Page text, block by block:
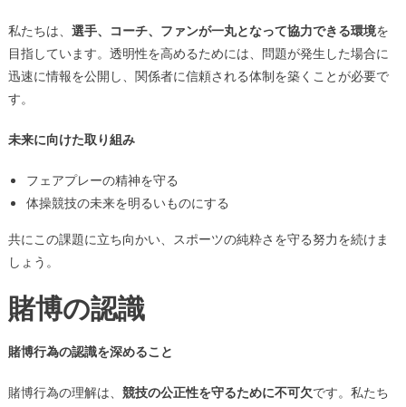
私たちは、 選手、コーチ、ファンが一丸となって協力できる環境を
目指しています。透明性を高めるためには、問題が発生した場合に
迅速に情報を公開し、関係者に信頼される体制を築くことが必要で
す。
未来に向けた取り組み
フェアプレーの精神を守る
体操競技の未来を明るいものにする
共にこの課題に立ち向かい、スポーツの純粋さを守る努力を続けま
しょう。
賭博の認識
賭博行為の認識を深めること
賭博行為の理解は、 競技の公正性を守るために不可欠です。私たち